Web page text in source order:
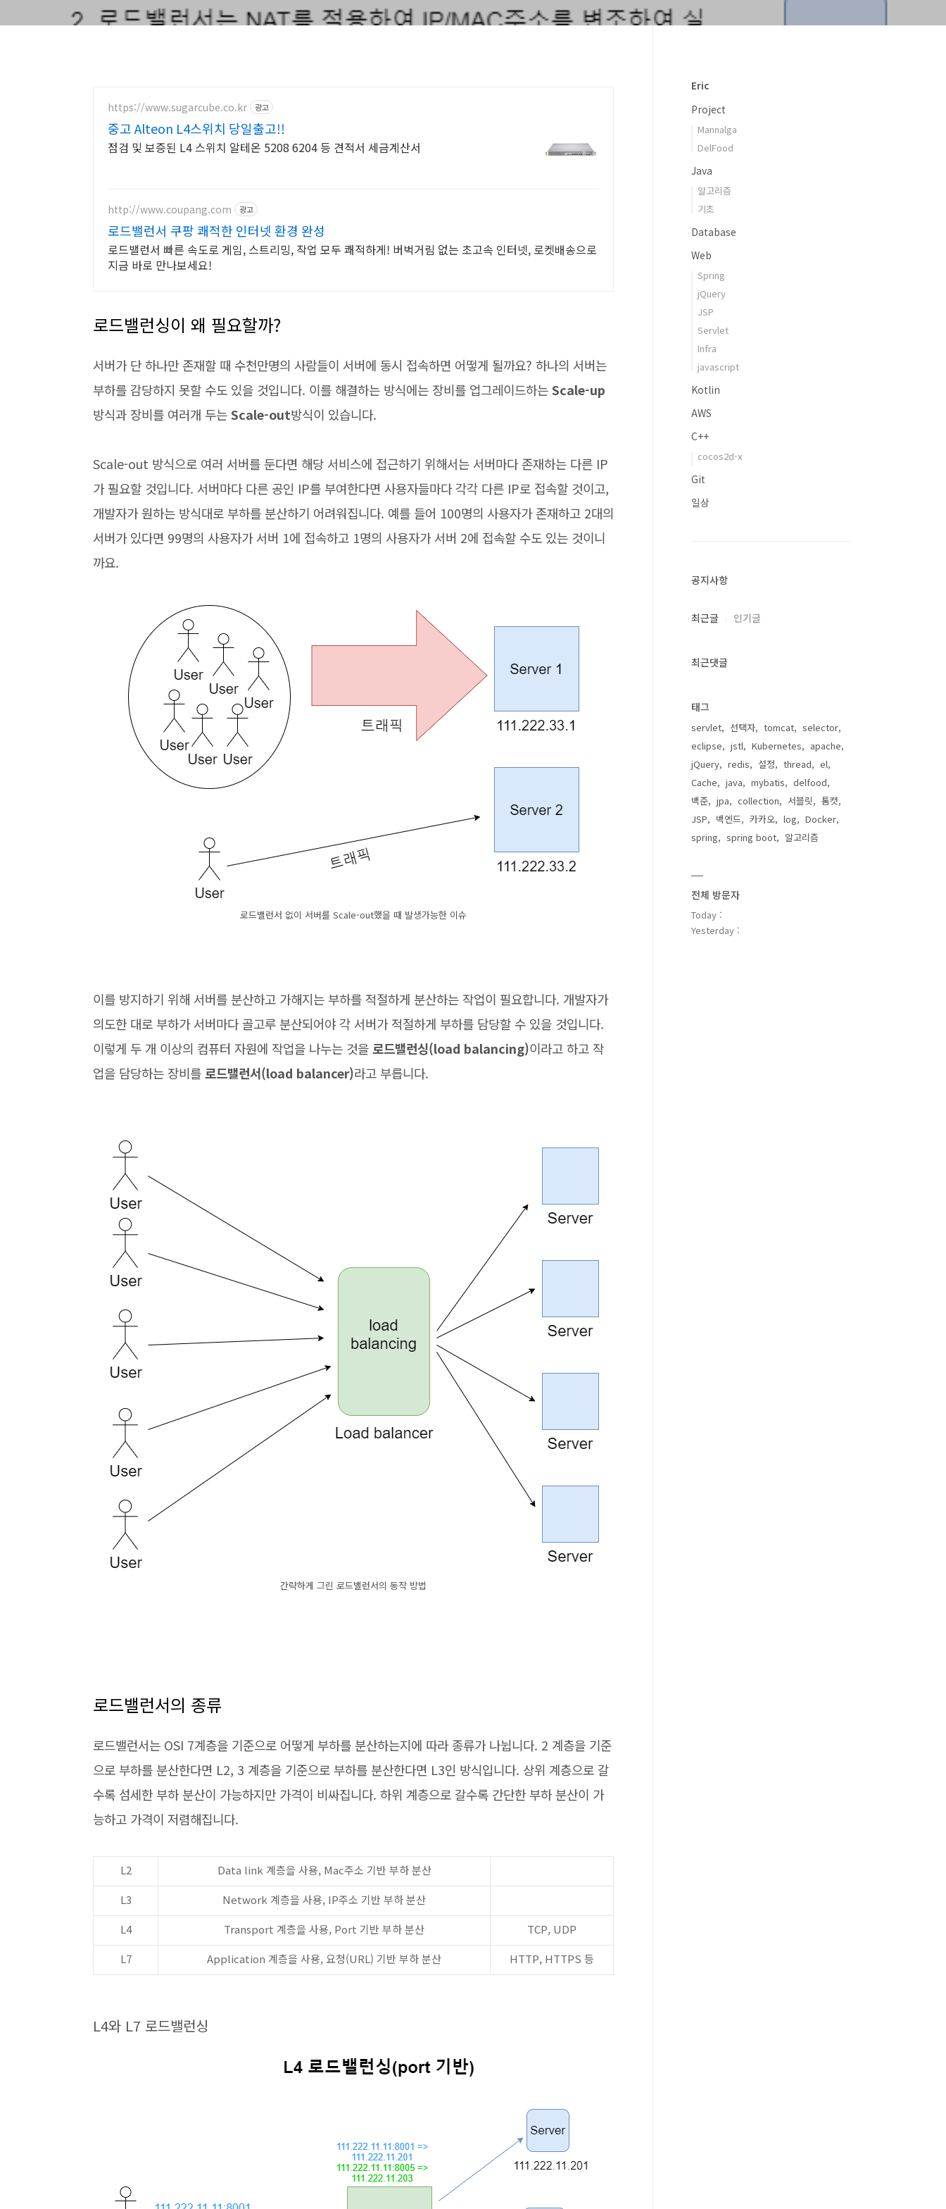
https://www.sugarcube.co.kr 광고
중고 Alteon L4스위치 당일출고!!
점검 및 보증된 L4 스위치 알테온 5208 6204 등 견적서 세금계산서
http://www.coupang.com 광고
로드밸런서 쿠팡 쾌적한 인터넷 환경 완성
로드밸런서 빠른 속도로 게임, 스트리밍, 작업 모두 쾌적하게! 버벅거림 없는 초고속 인터넷, 로켓배송으로
지금 바로 만나보세요!
로드밸런싱이 왜 필요할까?
서버가 단 하나만 존재할 때 수천만명의 사람들이 서버에 동시 접속하면 어떻게 될까요? 하나의 서버는
부하를 감당하지 못할 수도 있을 것입니다. 이를 해결하는 방식에는 장비를 업그레이드하는Scale-up
방식과 장비를 여러개 두는Scale-out방식이 있습니다.
Scale-out 방식으로 여러 서버를 둔다면 해당 서비스에 접근하기 위해서는 서버마다 존재하는 다른 IP
가 필요할 것입니다. 서버마다 다른 공인 IP를 부여한다면 사용자들마다 각각 다른 IP로 접속할 것이고,
개발자가 원하는 방식대로 부하를 분산하기 어려워집니다. 예를 들어 100명의 사용자가 존재하고 2대의
서버가 있다면 99명의 사용자가 서버 1에 접속하고 1명의 사용자가 서버 2에 접속할 수도 있는 것이니
까요.
로드밸런서 없이 서버를 Scale-out했을 때 발생가능한 이슈
이를 방지하기 위해 서버를 분산하고 가해지는 부하를 적절하게 분산하는 작업이 필요합니다. 개발자가
의도한 대로 부하가 서버마다 골고루 분산되어야 각 서버가 적절하게 부하를 담당할 수 있을 것입니다.
이렇게 두 개 이상의 컴퓨터 자원에 작업을 나누는 것을로드밸런싱(load balancing)이라고 하고 작
업을 담당하는 장비를로드밸런서(load balancer)라고 부릅니다.
간략하게 그린 로드밸런서의 동작 방법
로드밸런서의 종류
로드밸런서는 OSI 7계층을 기준으로 어떻게 부하를 분산하는지에 따라 종류가 나뉩니다. 2 계층을 기준
으로 부하를 분산한다면 L2, 3 계층을 기준으로 부하를 분산한다면 L3인 방식입니다. 상위 계층으로 갈
수록 섬세한 부하 분산이 가능하지만 가격이 비싸집니다. 하위 계층으로 갈수록 간단한 부하 분산이 가
능하고 가격이 저렴해집니다.
L2
Data link 계층을 사용, Mac주소 기반 부하 분산
L3
Network 계층을 사용, IP주소 기반 부하 분산
L4
Transport 계층을 사용, Port 기반 부하 분산
TCP, UDP
L7
Application 계층을 사용, 요청(URL) 기반 부하 분산 HTTP, HTTPS 등
L4와 L7 로드밸런싱
Eric
Project
Mannalga
DelFood
Java
알고리즘
기초
Database
Web
Spring
jQuery
JSP
Servlet
Infra
javascript
Kotlin
AWS
C++
cocos2d-x
Git
일상
공지사항
최근글 인기글
최근댓글
태그
servlet 선택자 tomcat
selector
eclipse
jstl Kubernetes
apache
jQuery
redis 설정 thread
el
Cache
java mybatis
delfood
백준
jpa collection 서블릿
톰캣
JSP
백엔드 카카오 log
Docker
spring
spring boot 알고리즘
전체 방문자
Today :
Yesterday :